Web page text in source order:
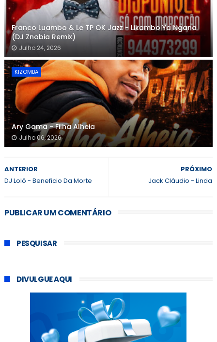
Franco Luambo & Le TP OK Jazz - Likambo Ya Ngana
(DJ Znobia Remix)
Julho 24, 2026
KIZOMBA
Ary Gama - Filha Alheia
Julho 06, 2026
PRÓXIMO
Jack Cláudio - Linda
ANTERIOR
DJ Loló - Beneficio Da Morte
PUBLICAR UM COMENTÁRIO
PESQUISAR
DIVULGUE AQUI